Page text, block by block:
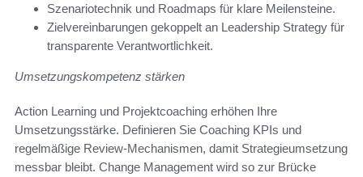
Szenariotechnik und Roadmaps für klare Meilensteine.
Zielvereinbarungen gekoppelt an Leadership Strategy für
transparente Verantwortlichkeit.
Umsetzungskompetenz stärken
Action Learning und Projektcoaching erhöhen Ihre
Umsetzungsstärke. Definieren Sie Coaching KPIs und
regelmäßige Review-Mechanismen, damit Strategieumsetzung
messbar bleibt. Change Management wird so zur Brücke